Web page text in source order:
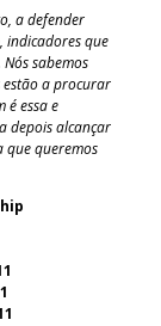
a defender
indicadores que
sabemos
estão a procurar
é essa e
depois alcançar
que queremos